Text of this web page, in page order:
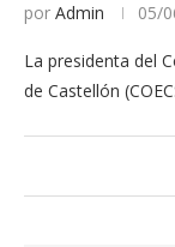
por Admin 05/
La presidenta del
de Castellón